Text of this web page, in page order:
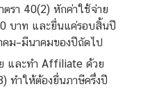
ตรา 40(2) หักค่าใช้จ่าย
บาท และยื่นแค่รอบสิ้นปี
ม–มีนาคมของปีถัดไป
และทำ Affiliate ด้วย
ทำให้ต้องยื่นภาษีครึ่งปี